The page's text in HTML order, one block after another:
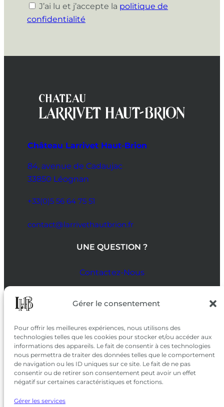
Gérer le consentement
Pour offrir les meilleures expériences, nous utilisons des
technologies telles que les cookies pour stocker et/ou accéder aux
informations des appareils. Le fait de consentir à ces technologies
nous permettra de traiter des données telles que le comportement
de navigation ou les ID uniques sur ce site. Le fait de ne pas
consentir ou de retirer son consentement peut avoir un effet
négatif sur certaines caractéristiques et fonctions.
Gérer les services
J’ai lu et j’accepte la politique de
confidentialité
Château Larrivet Haut-Brion
84, avenue de Cadaujac
33850 Léognan
+33(0)5 56 64 75 51
contact@larrivethautbrion.fr
UNE QUESTION ?
Contactez-Nous
SUIVEZ-NOUS
SUR LES RÉSEAUX